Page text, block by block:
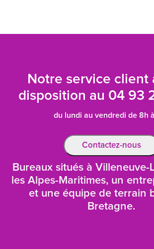
Notre service client
disposition au 04 93
du lundi au vendredi de 8h
Contactez-nous
Bureaux situés à
les Alpes-Maritimes, un
et une équipe de terrain
Bretagne.